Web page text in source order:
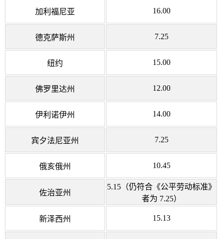
加利福尼亚 16.00
德克萨斯州 7.25
纽约 15.00
佛罗里达州 12.00
伊利诺伊州 14.00
宾夕法尼亚州 7.25
俄亥俄州 10.45
佐治亚州
5.15（仍符合《公平劳动标准》
者为 7.25）
新泽西州 15.13